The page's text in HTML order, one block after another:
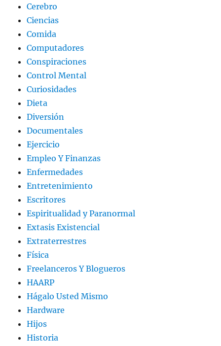
Cerebro
Ciencias
Comida
Computadores
Conspiraciones
Control Mental
Curiosidades
Dieta
Diversión
Documentales
Ejercicio
Empleo Y Finanzas
Enfermedades
Entretenimiento
Escritores
Espiritualidad y Paranormal
Extasis Existencial
Extraterrestres
Física
Freelanceros Y Blogueros
HAARP
Hágalo Usted Mismo
Hardware
Hijos
Historia